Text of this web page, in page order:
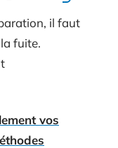
il faut
fuite.
vos